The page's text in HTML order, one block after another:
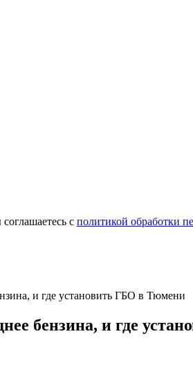
с политикой обработки
и где установить ГБО в Тюмени
бензина, и где